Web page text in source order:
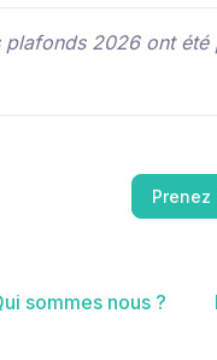
2026 ont été
sommes nous ?